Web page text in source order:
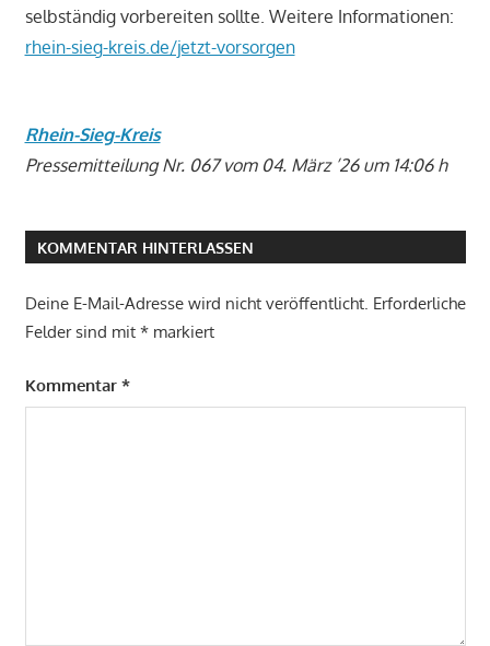
selbständig vorbereiten sollte. Weitere Informationen:
rhein-sieg-kreis.de/jetzt-vorsorgen
Rhein-Sieg-Kreis
Pressemitteilung Nr. 067 vom 04. März ’26 um 14:06 h
KOMMENTAR HINTERLASSEN
Deine E-Mail-Adresse wird nicht veröffentlicht. Erforderliche
Felder sind mit *markiert
Kommentar *